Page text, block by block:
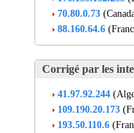
70.80.0.73
88.160.64.6
Corrigé par les
41.97.92.244
109.190.20.173
193.50.110.6